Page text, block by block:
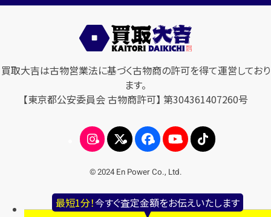
最短1分！今すぐ査定金額をお伝えいたします
買取大吉は古物営業法に基づく古物商の許可を得て運営しており
ます。
【東京都公安委員会 古物商許可】 第304361407260号
© 2024 En Power Co., Ltd.